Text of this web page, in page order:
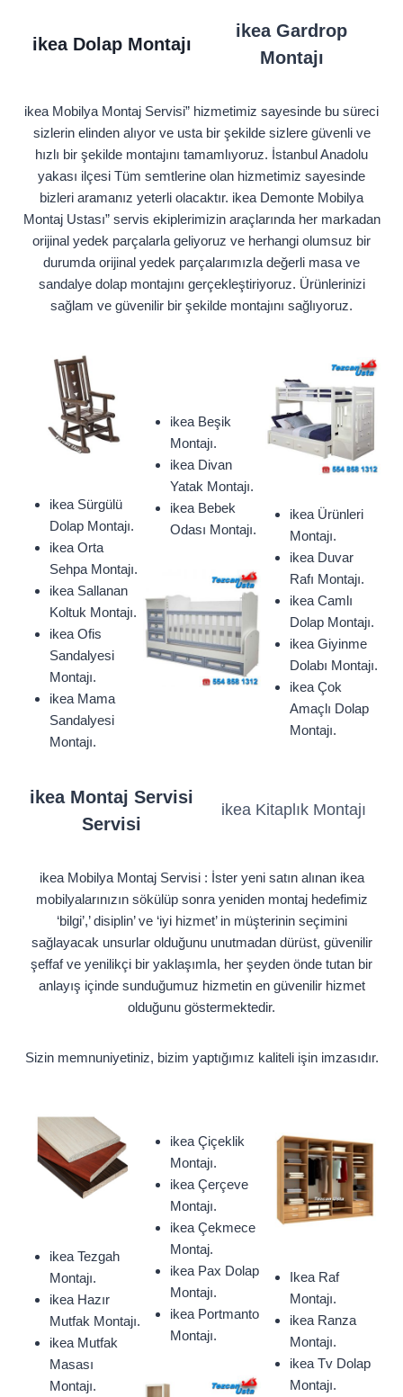
ikea Dolap Montajı
ikea Gardrop
Montajı
ikea Mobilya Montaj Servisi” hizmetimiz sayesinde bu süreci
sizlerin elinden alıyor ve usta bir şekilde sizlere güvenli ve
hızlı bir şekilde montajını tamamlıyoruz. İstanbul Anadolu
yakası ilçesi Tüm semtlerine olan hizmetimiz sayesinde
bizleri aramanız yeterli olacaktır. ikea Demonte Mobilya
Montaj Ustası” servis ekiplerimizin araçlarında her markadan
orijinal yedek parçalarla geliyoruz ve herhangi olumsuz bir
durumda orijinal yedek parçalarımızla değerli masa ve
sandalye dolap montajını gerçekleştiriyoruz. Ürünlerinizi
sağlam ve güvenilir bir şekilde montajını sağlıyoruz.
ikea Sürgülü
Dolap Montajı.
ikea Orta
Sehpa Montajı.
ikea Sallanan
Koltuk Montajı.
ikea Ofis
Sandalyesi
Montajı.
ikea Mama
Sandalyesi
Montajı.
ikea Beşik
Montajı.
ikea Divan
Yatak Montajı.
ikea Bebek
Odası Montajı.
ikea Ürünleri
Montajı.
ikea Duvar
Rafı Montajı.
ikea Camlı
Dolap Montajı.
ikea Giyinme
Dolabı Montajı.
ikea Çok
Amaçlı Dolap
Montajı.
ikea Montaj Servisi
Servisi
ikea Kitaplık Montajı
ikea Mobilya Montaj Servisi : İster yeni satın alınan ikea
mobilyalarınızın sökülüp sonra yeniden montaj hedefimiz
‘bilgi’,’ disiplin’ ve ‘iyi hizmet’ in müşterinin seçimini
sağlayacak unsurlar olduğunu unutmadan dürüst, güvenilir
şeffaf ve yenilikçi bir yaklaşımla, her şeyden önde tutan bir
anlayış içinde sunduğumuz hizmetin en güvenilir hizmet
olduğunu göstermektedir.
Sizin memnuniyetiniz, bizim yaptığımız kaliteli işin imzasıdır.
ikea Tezgah
Montajı.
ikea Hazır
Mutfak Montajı.
ikea Mutfak
Masası
Montajı.
ikea Çiçeklik
Montajı.
ikea Çerçeve
Montajı.
ikea Çekmece
Montaj.
ikea Pax Dolap
Montajı.
ikea Portmanto
Montajı.
Ikea Raf
Montajı.
ikea Ranza
Montajı.
ikea Tv Dolap
Montajı.